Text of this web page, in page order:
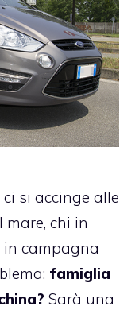
si accinge alle
mare, chi in
in campagna
famiglia
Sarà una